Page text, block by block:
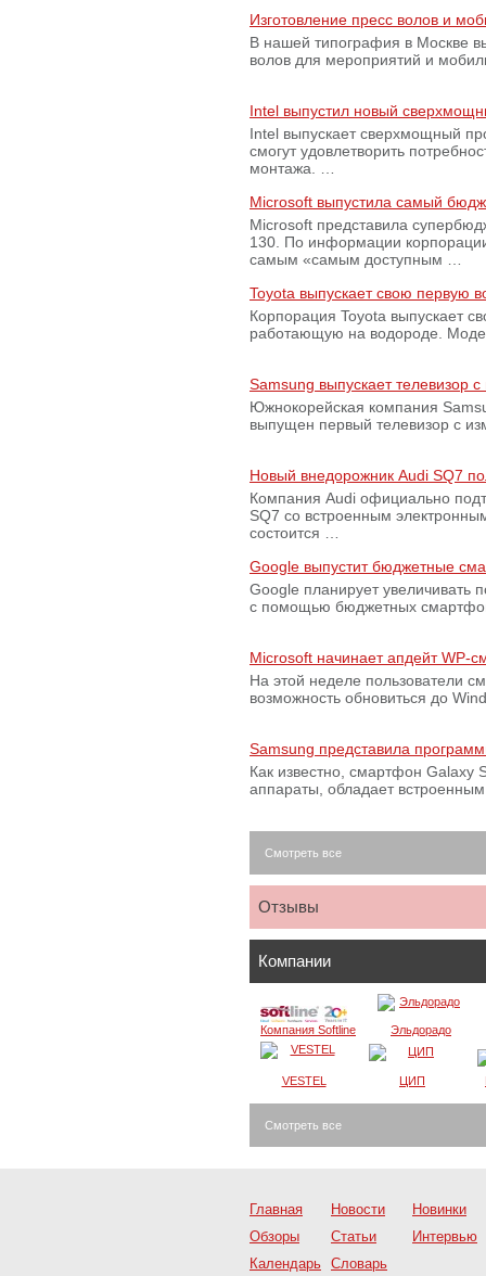
Изготовление пресс волов и
В нашей типография в Москве
волов для мероприятий и
Intel выпустил новый
Intel выпускает сверхмощный
смогут удовлетворить
монтажа. …
Microsoft выпустила самый
Microsoft представила
130. По информации
самым «самым доступным …
Toyota выпускает свою первую
Корпорация Toyota выпускает
работающую на водороде.
Samsung выпускает телевизор
Южнокорейская компания
выпущен первый телевизор с
Новый внедорожник Audi SQ7
Компания Audi официально
SQ7 со встроенным
состоится …
Google выпустит бюджетные
Google планирует увеличивать
с помощью бюджетных
Microsoft начинает апдейт WP-
На этой неделе пользователи
возможность обновиться до
Samsung представила
Как известно, смартфон Galaxy
аппараты, обладает
Смотреть все
Отзывы
Компании
Компания Softline Эльдорадо
VESTEL ЦИП
Смотреть все
Главная Новости
Новинки
Обзоры
Статьи
Интервью
Календарь Словарь